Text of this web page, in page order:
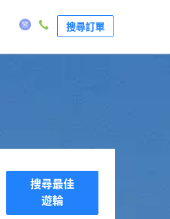
搜尋訂單
搜尋最佳
遊輪